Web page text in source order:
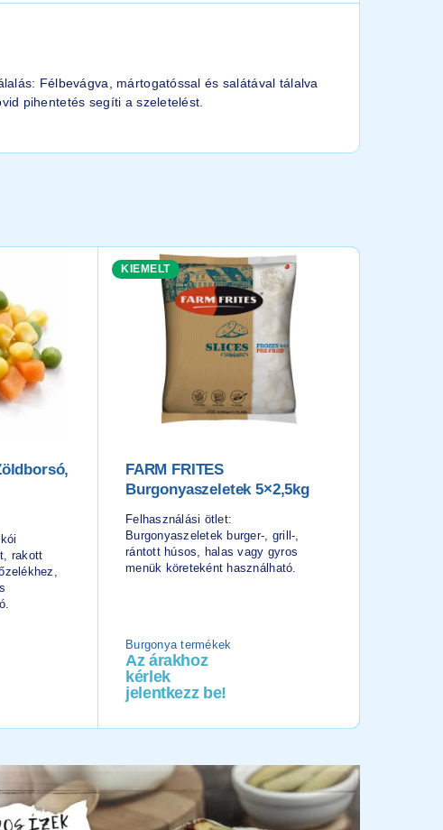
Félbevágva, mártogatóssal és salátával tálalva
pihentetés segíti a szeletelést.
rakott
KIEMELT
FARM FRITES
Burgonyaszeletek 5×2,5kg
Felhasználási ötlet:
Burgonyaszeletek burger-, grill-,
rántott húsos, halas vagy gyros
menük köreteként használható.
Burgonya termékek
Az árakhoz
kérlek
jelentkezz be!